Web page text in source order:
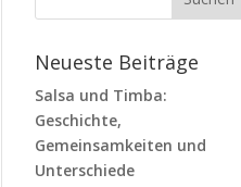
Neueste Beiträge
Salsa und Timba:
Geschichte,
Gemeinsamkeiten und
Unterschiede